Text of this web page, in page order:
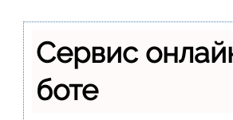
Сервис
боте